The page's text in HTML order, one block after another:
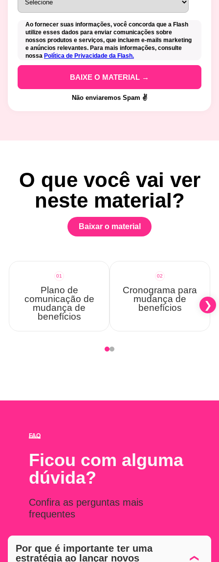
Ao fornecer suas informações, você concorda que a Flash
utilize esses dados para enviar comunicações sobre
nossos produtos e serviços, que incluem e-mails marketing
e anúncios relevantes. Para mais informações, consulte
nossa Política de Privacidade da Flash.
Não enviaremos Spam ✌️
O que você vai ver
neste material?
Baixar o material
01
Plano de
comunicação de
mudança de
benefícios
02
Cronograma para
mudança de
benefícios
FAQ
Ficou com alguma
dúvida?
Confira as perguntas mais
frequentes
Por que é importante ter uma
estratégia ao lançar novos